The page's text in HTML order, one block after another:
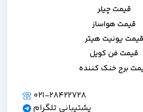
قیمت چیلر
هواساز
یونیت هیتر
فن کویل
برج خنک کننده
021-28422728
پشتیبانی تلگرام